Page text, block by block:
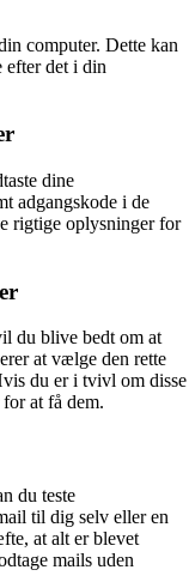
computer. Dette kan
efter det i din
dine
adgangskode i de
rigtige oplysninger for
du blive bedt om at
at vælge den rette
du er i tvivl om disse
at få dem.
du teste
til dig selv eller en
at alt er blevet
mails uden